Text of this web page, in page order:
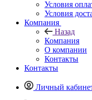
Условия
Условия
Компания
Назад
Компания
О компании
Контакты
Контакты
Личный